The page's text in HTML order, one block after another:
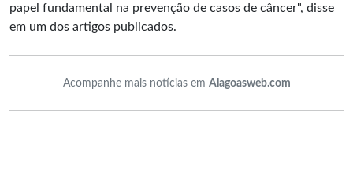
papel fundamental na prevenção de casos de câncer", disse
em um dos artigos publicados.
Acompanhe mais notícias em Alagoasweb.com